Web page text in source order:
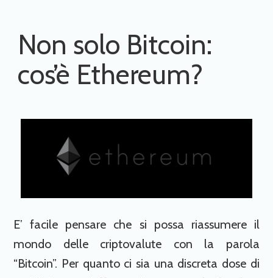
Non solo Bitcoin:
cos’è Ethereum?
E’ facile pensare che si possa riassumere il
mondo delle criptovalute con la parola
“Bitcoin”. Per quanto ci sia una discreta dose di